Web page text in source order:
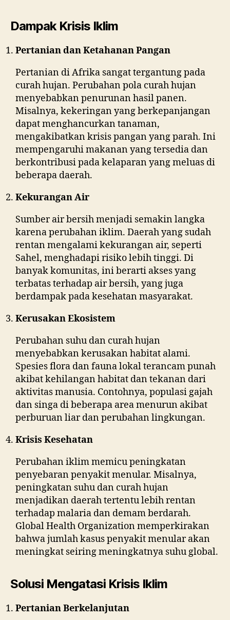
Dampak Krisis Iklim
Pertanian dan Ketahanan Pangan
Pertanian di Afrika sangat tergantung pada
curah hujan. Perubahan pola curah hujan
menyebabkan penurunan hasil panen.
Misalnya, kekeringan yang berkepanjangan
dapat menghancurkan tanaman,
mengakibatkan krisis pangan yang parah. Ini
mempengaruhi makanan yang tersedia dan
berkontribusi pada kelaparan yang meluas di
beberapa daerah.
Kekurangan Air
Sumber air bersih menjadi semakin langka
karena perubahan iklim. Daerah yang sudah
rentan mengalami kekurangan air, seperti
Sahel, menghadapi risiko lebih tinggi. Di
banyak komunitas, ini berarti akses yang
terbatas terhadap air bersih, yang juga
berdampak pada kesehatan masyarakat.
Kerusakan Ekosistem
Perubahan suhu dan curah hujan
menyebabkan kerusakan habitat alami.
Spesies flora dan fauna lokal terancam punah
akibat kehilangan habitat dan tekanan dari
aktivitas manusia. Contohnya, populasi gajah
dan singa di beberapa area menurun akibat
perburuan liar dan perubahan lingkungan.
Krisis Kesehatan
Perubahan iklim memicu peningkatan
penyebaran penyakit menular. Misalnya,
peningkatan suhu dan curah hujan
menjadikan daerah tertentu lebih rentan
terhadap malaria dan demam berdarah.
Global Health Organization memperkirakan
bahwa jumlah kasus penyakit menular akan
meningkat seiring meningkatnya suhu global.
Solusi Mengatasi Krisis Iklim
Pertanian Berkelanjutan